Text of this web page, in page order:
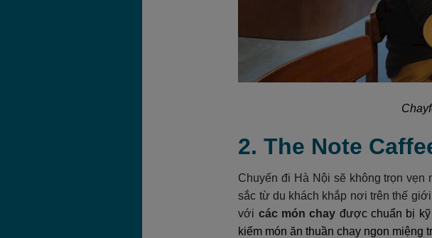
2. The Note
Chuyến đi Hà Nội sẽ không trọn
sắc từ du khách khắp nơi trên thế
với các món chay được chuẩn bị
kiếm món ăn thuần chay ngon miệng